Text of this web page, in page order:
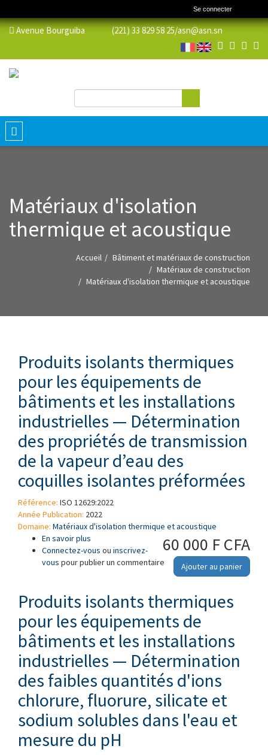
Se connecter
Avenue Bourguiba (221) 33 829 58 25/asn@asn.sn
Formulaire de recherche
Toggle
navigation
Matériaux d'isolation
thermique et acoustique
Accueil
Bâtiment et matériaux de construction
Matériaux de construction
Matériaux d'isolation thermique et acoustique
Produits isolants thermiques
pour les équipements de
bâtiments et les installations
industrielles — Détermination
des propriétés de transmission
de la vapeur d’eau des
coquilles isolantes préformées
Référence: ISO 12629:2022
Année Publication: 2022
Domaine: Matériaux d'isolation thermique et acoustique
60 000 F CFA
Ajouter au panier
En savoir plus à propos de Produits isolants thermiques pour
les équipements de bâtiments et les
installations industrielles — Détermination des
propriétés de transmission de la vapeur d’eau
Connectez-vous ou inscrivez-
vous pour publier un commentaire
Produits isolants thermiques
pour les équipements de
bâtiments et les installations
industrielles — Détermination
des faibles quantités d'ions
chlorure, fluorure, silicate et
sodium solubles dans l'eau et
mesure du pH